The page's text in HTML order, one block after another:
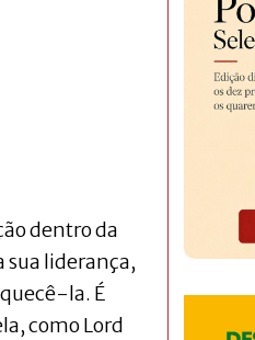
dentro da
sua liderança,
la. É
como Lord